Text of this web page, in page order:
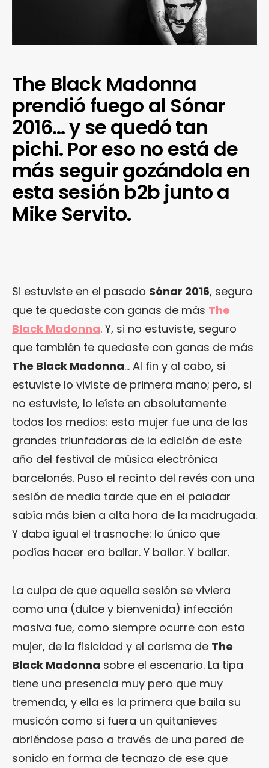
The Black Madonna
prendió fuego al Sónar
2016… y se quedó tan
pichi. Por eso no está de
más seguir gozándola en
esta sesión b2b junto a
Mike Servito.
Si estuviste en el pasado Sónar 2016, seguro
que te quedaste con ganas de más The
Black Madonna. Y, si no estuviste, seguro
que también te quedaste con ganas de más
The Black Madonna… Al fin y al cabo, si
estuviste lo viviste de primera mano; pero, si
no estuviste, lo leíste en absolutamente
todos los medios: esta mujer fue una de las
grandes triunfadoras de la edición de este
año del festival de música electrónica
barcelonés. Puso el recinto del revés con una
sesión de media tarde que en el paladar
sabía más bien a alta hora de la madrugada.
Y daba igual el trasnoche: lo único que
podías hacer era bailar. Y bailar. Y bailar.
La culpa de que aquella sesión se viviera
como una (dulce y bienvenida) infección
masiva fue, como siempre ocurre con esta
mujer, de la fisicidad y el carisma de The
Black Madonna sobre el escenario. La tipa
tiene una presencia muy pero que muy
tremenda, y ella es la primera que baila su
musicón como si fuera un quitanieves
abriéndose paso a través de una pared de
sonido en forma de tecnazo de ese que